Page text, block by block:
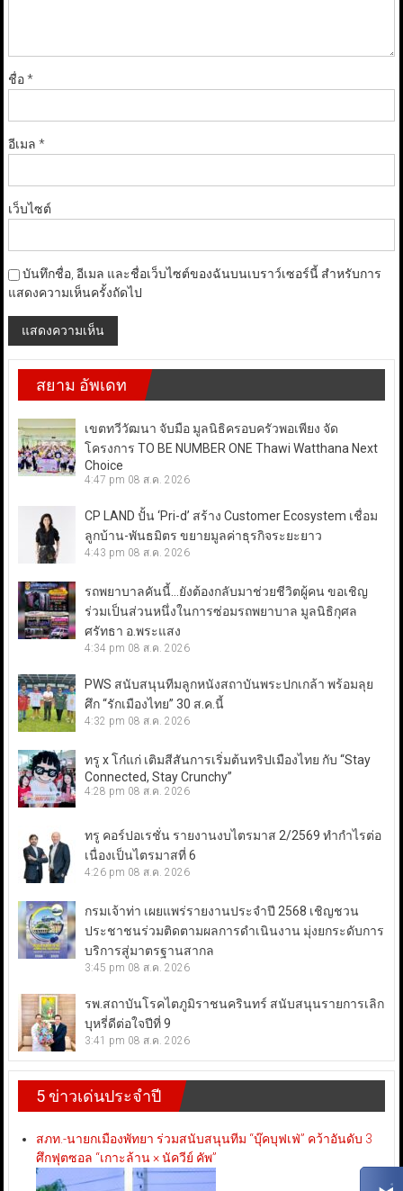
ชื่อ*
อีเมล *
เว็บไซต์
บันทึกชื่อ, อีเมล และชื่อเว็บไซต์ของฉันบนเบราว์เซอร์นี้ สำหรับการ
แสดงความเห็นครั้งถัดไป
สยาม อัพเดท
เขตทวีวัฒนา จับมือ มูลนิธิครอบครัวพอเพียง จัด
โครงการ TO BE NUMBER ONE Thawi Watthana Next
Choice
4:47 pm 08 ส.ค. 2026
CP LAND ปั้น ‘Pri-d’ สร้าง Customer Ecosystem เชื่อม
ลูกบ้าน-พันธมิตร ขยายมูลค่าธุรกิจระยะยาว
4:43 pm 08 ส.ค. 2026
รถพยาบาลคันนี้…ยังต้องกลับมาช่วยชีวิตผู้คน ขอเชิญ
ร่วมเป็นส่วนหนึ่งในการซ่อมรถพยาบาล มูลนิธิกุศล
ศรัทธา อ.พระแสง
4:34 pm 08 ส.ค. 2026
PWS สนับสนุนทีมลูกหนังสถาบันพระปกเกล้า พร้อมลุย
ศึก “รักเมืองไทย” 30 ส.ค.นี้
4:32 pm 08 ส.ค. 2026
ทรู x โก๋แก่ เติมสีสันการเริ่มต้นทริปเมืองไทย กับ “Stay
Connected, Stay Crunchy”
4:28 pm 08 ส.ค. 2026
ทรู คอร์ปอเรชั่น รายงานงบไตรมาส 2/2569 ทำกำไรต่อ
เนื่องเป็นไตรมาสที่ 6
4:26 pm 08 ส.ค. 2026
กรมเจ้าท่า เผยแพร่รายงานประจำปี 2568 เชิญชวน
ประชาชนร่วมติดตามผลการดำเนินงาน มุ่งยกระดับการ
บริการสู่มาตรฐานสากล
3:45 pm 08 ส.ค. 2026
รพ.สถาบันโรคไตภูมิราชนครินทร์ สนับสนุนรายการเลิก
บุหรี่ดีต่อใจปีที่ 9
3:41 pm 08 ส.ค. 2026
5 ข่าวเด่นประจำปี
สภท.-นายกเมืองพัทยา ร่วมสนับสนุนทีม “บุ๊คบุฟเฟ่” คว้าอันดับ 3
ศึกฟุตซอล “เกาะล้าน × นัควีย์ คัพ”